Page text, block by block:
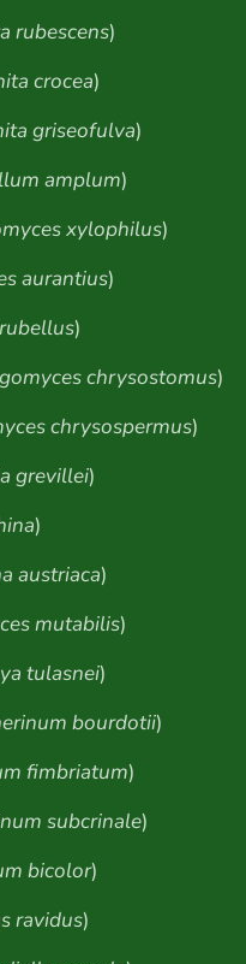
rubescens)
crocea)
griseofulva)
amplum)
xylophilus)
aurantius)
)
chrysostomus)
chrysospermus)
grevillei)
)
austriaca)
mutabilis)
tulasnei)
bourdotii)
fimbriatum)
subcrinale)
bicolor)
ravidus)